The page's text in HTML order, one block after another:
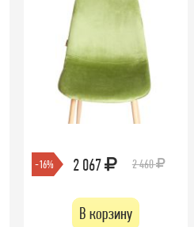
-16% 2 067 2 460
В корзину